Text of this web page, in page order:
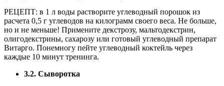
РЕЦЕПТ: в 1 л воды растворите углеводный порошок из
расчета 0,5 г углеводов на килограмм своего веса. Не больше,
но и не меньше! Примените декстрозу, мальтодекстрин,
олигодекстрины, сахарозу или готовый углеводный препарат
Витарго. Понемногу пейте углеводный коктейль через
каждые 10 минут тренинга.
3.2. Сыворотка